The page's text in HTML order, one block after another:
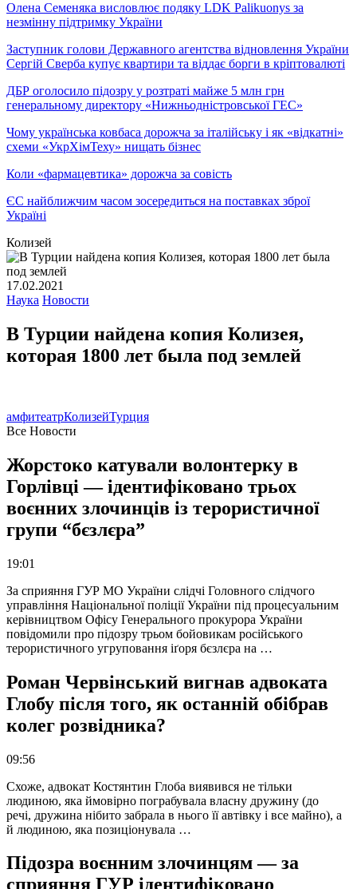
Олена Семеняка висловлює подяку LDK Palikuonys за
незмінну підтримку України
Заступник голови Державного агентства відновлення України
Сергій Сверба купує квартири та віддає борги в кріптовалюті
ДБР оголосило підозру у розтраті майже 5 млн грн
генеральному директору «Нижньодністровської ГЕС»
Чому українська ковбаса дорожча за італійську і як «відкатні»
схеми «УкрХімТеху» нищать бізнес
Коли «фармацевтика» дорожча за совість
ЄС найближчим часом зосередиться на поставках зброї
Україні
Колизей
17.02.2021
Наука Новости
В Турции найдена копия Колизея,
которая 1800 лет была под землей
амфитеатрКолизейТурция
Все Новости
Жорстоко катували волонтерку в
Горлівці — ідентифіковано трьох
воєнних злочинців із терористичної
групи “бєзлєра”
19:01
За сприяння ГУР МО України слідчі Головного слідчого
управління Національної поліції України під процесуальним
керівництвом Офісу Генерального прокурора України
повідомили про підозру трьом бойовикам російського
терористичного угруповання іґоря бєзлєра на …
Роман Червінський вигнав адвоката
Глобу після того, як останній обібрав
колег розвідника?
09:56
Схоже, адвокат Костянтин Глоба виявився не тільки
людиною, яка ймовірно пограбувала власну дружину (до
речі, дружина нібито забрала в нього її автівку і все майно), а
й людиною, яка позиціонувала …
Підозра воєнним злочинцям — за
сприяння ГУР ідентифіковано